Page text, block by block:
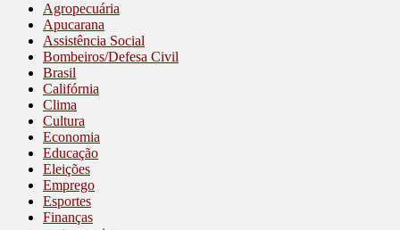
Agropecuária
Apucarana
Assistência Social
Bombeiros/Defesa Civil
Brasil
Califórnia
Clima
Cultura
Economia
Educação
Eleições
Emprego
Esportes
Finanças